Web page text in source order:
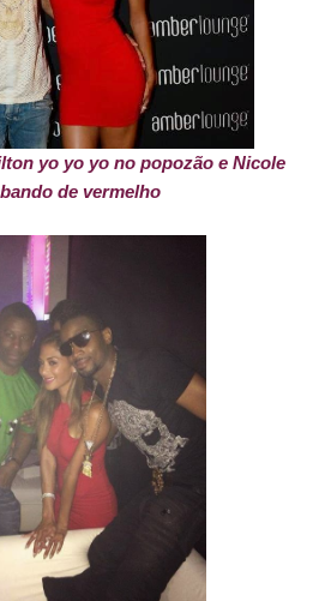
yo yo yo no popozão e Nicole
de vermelho